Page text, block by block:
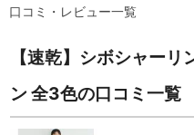
口コミ・レビュー一覧
【速乾】シボシャー
ン 全3色の口コミ一覧